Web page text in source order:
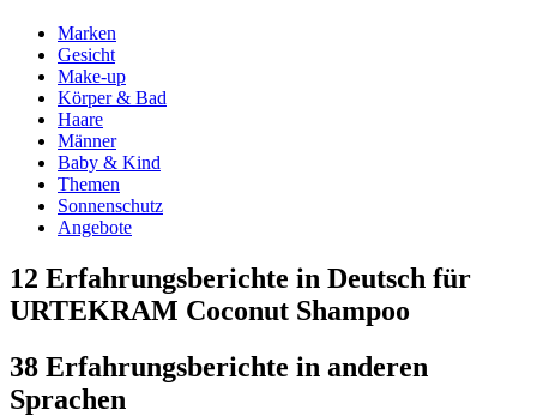
Marken
Gesicht
Make-up
Körper & Bad
Haare
Männer
Baby & Kind
Themen
Sonnenschutz
Angebote
12 Erfahrungsberichte in Deutsch für
URTEKRAM Coconut Shampoo
38 Erfahrungsberichte in anderen
Sprachen